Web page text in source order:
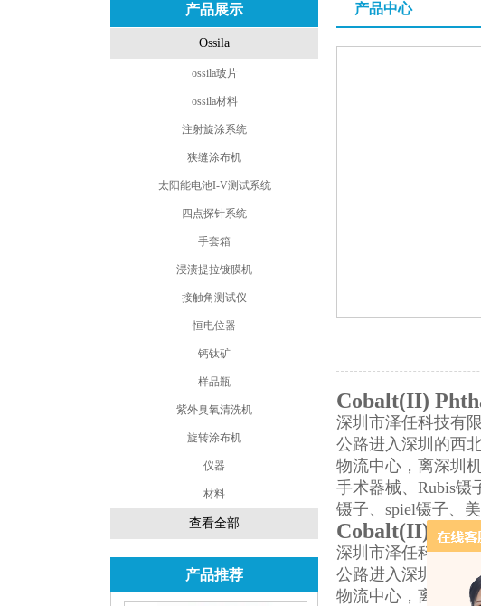
产品展示
Ossila
ossila玻片
ossila材料
注射旋涂系统
狭缝涂布机
太阳能电池I-V测试系统
四点探针系统
手套箱
浸渍提拉镀膜机
接触角测试仪
恒电位器
钙钛矿
样品瓶
紫外臭氧清洗机
旋转涂布机
仪器
材料
查看全部
产品推荐
产品中心
Cobalt(II)
深圳市泽任科技有
公路进入深圳的西
物流中心，离深圳
手术器械、Rubis镊
镊子、spiel镊子、
Cobalt(II)
深圳市泽任科技有
公路进入深圳的西
物流中心，离深圳